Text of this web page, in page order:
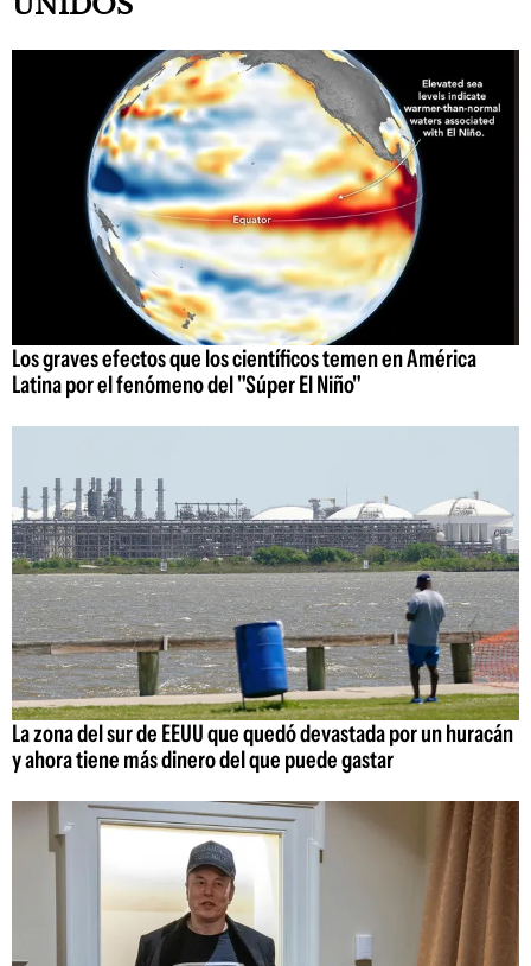
Los graves efectos que los científicos temen en América
Latina por el fenómeno del "Súper El Niño"
La zona del sur de EEUU que quedó devastada por un huracán
y ahora tiene más dinero del que puede gastar